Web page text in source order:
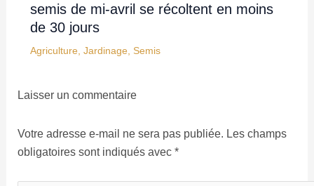
semis de mi-avril se récoltent en moins
de 30 jours
Agriculture Jardinage Semis
Laisser un commentaire
Votre adresse e-mail ne sera pas publiée. Les champs
obligatoires sont indiqués avec *